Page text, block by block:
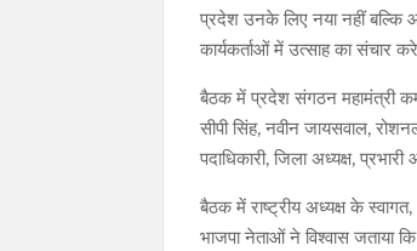
प्रदेश उनके लिए नया नहीं बल्कि
कार्यकर्ताओं में उत्साह का संचार
बैठक में प्रदेश संगठन महामंत्री
सीपी सिंह, नवीन जायसवाल,
पदाधिकारी, जिला अध्यक्ष,
बैठक में राष्ट्रीय अध्यक्ष के
भाजपा नेताओं ने विश्वास जताया